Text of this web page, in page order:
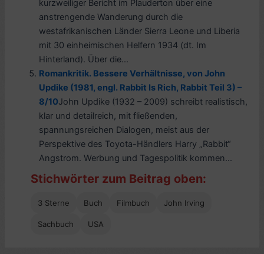
kurzweiliger Bericht im Plauderton über eine
anstrengende Wanderung durch die
westafrikanischen Länder Sierra Leone und Liberia
mit 30 einheimischen Helfern 1934 (dt. Im
Hinterland). Über die...
Romankritik. Bessere Verhältnisse, von John
Updike (1981, engl. Rabbit Is Rich, Rabbit Teil 3) –
8/10John Updike (1932 – 2009) schreibt realistisch,
klar und detailreich, mit fließenden,
spannungsreichen Dialogen, meist aus der
Perspektive des Toyota-Händlers Harry „Rabbit“
Angstrom. Werbung und Tagespolitik kommen...
Stichwörter zum Beitrag oben:
3 Sterne Buch Filmbuch John Irving
Sachbuch USA